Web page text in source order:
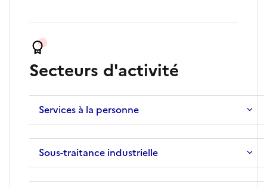
Secteurs d'activité
Services à la personne
Sous-traitance industrielle